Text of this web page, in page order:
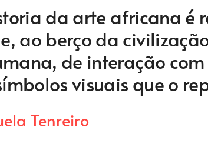
da arte africana é
ao berço da
de interação
visuais que o
Tenreiro